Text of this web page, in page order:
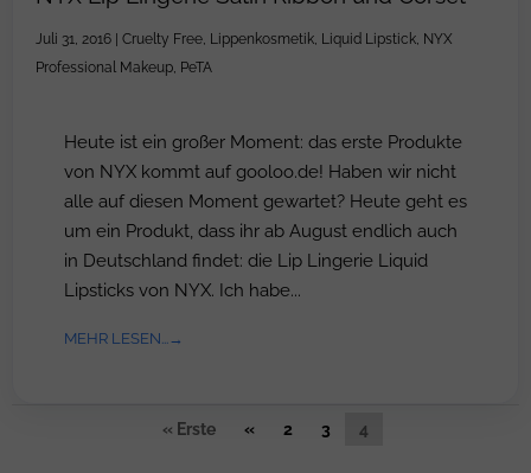
Juli 31, 2016 Cruelty Free, Lippenkosmetik, Liquid Lipstick, NYX
Professional Makeup, PeTA
Heute ist ein großer Moment: das erste Produkte
von NYX kommt auf gooloo.de! Haben wir nicht
alle auf diesen Moment gewartet? Heute geht es
um ein Produkt, dass ihr ab August endlich auch
in Deutschland findet: die Lip Lingerie Liquid
Lipsticks von NYX. Ich habe...
MEHR LESEN...
« Erste « 2 3 4